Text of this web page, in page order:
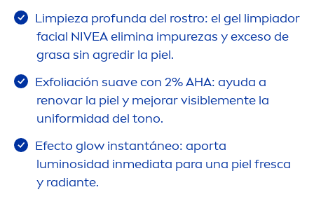
Limpieza profunda del rostro: el gel limpiador
facial NIVEAelimina impurezas y exceso de
grasa sin agredir la piel.
Exfoliación suave con 2% AHA: ayuda a
renovar la piel y mejorar visiblemente la
uniformidad del tono.
Efecto glow instantáneo: aporta
luminosidad inmediata para una piel fresca
y radiante.